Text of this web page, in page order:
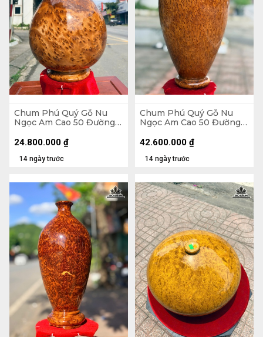
Chum Phú Quý Gỗ Nu
Ngọc Am Cao 50 Đường
14 ngày trước
24.800.000 ₫
Chum Phú Quý Gỗ Nu
Ngọc Am Cao 50 Đường
Kính 30 (cm) - Luôn Đế
54 (cm)
14 ngày trước
42.600.000 ₫